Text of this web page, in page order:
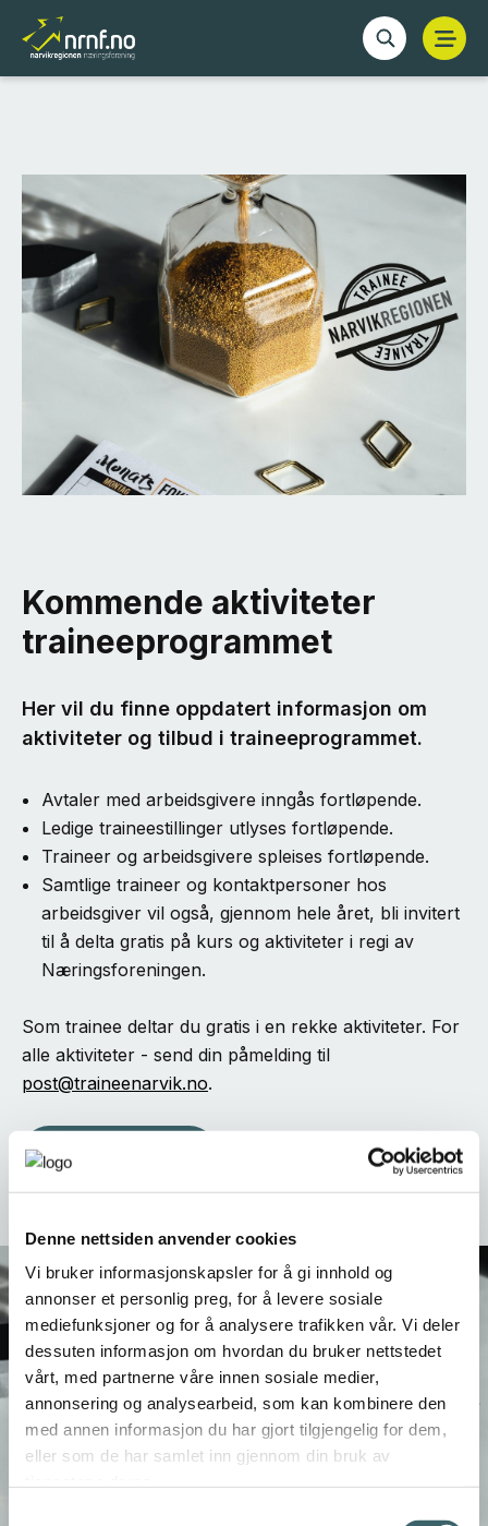
Denne nettsiden anvender cookies
Vi bruker informasjonskapsler for å gi innhold og
annonser et personlig preg, for å levere sosiale
mediefunksjoner og for å analysere trafikken vår. Vi deler
dessuten informasjon om hvordan du bruker nettstedet
vårt, med partnerne våre innen sosiale medier,
annonsering og analysearbeid, som kan kombinere den
med annen informasjon du har gjort tilgjengelig for dem,
eller som de har samlet inn gjennom din bruk av
Kommende aktiviteter
traineeprogrammet
Her vil du finne oppdatert informasjon om
aktiviteter og tilbud i traineeprogrammet.
Avtaler med arbeidsgivere inngås fortløpende.
Ledige traineestillinger utlyses fortløpende.
Traineer og arbeidsgivere spleises fortløpende.
Samtlige traineer og kontaktpersoner hos
arbeidsgiver vil også, gjennom hele året, bli invitert
til å delta gratis på kurs og aktiviteter i regi av
Næringsforeningen.
Som trainee deltar du gratis i en rekke aktiviteter. For
alle aktiviteter - send din påmelding til
post@traineenarvik.no.
Se aktiviteter